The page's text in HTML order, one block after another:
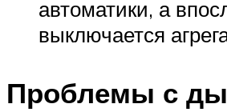
автоматики, а
выключается
Проблемы с